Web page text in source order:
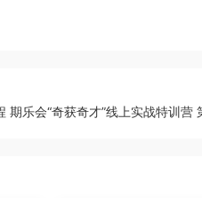
期乐会“奇获奇才”线上实战特训营